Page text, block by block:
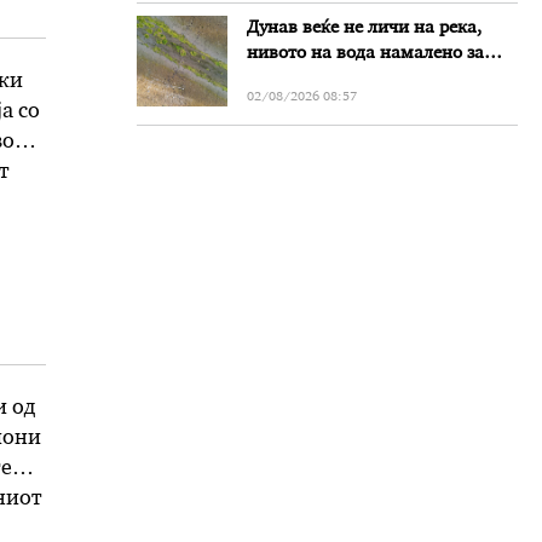
со
од
Дунав веќе не личи на река,
нивото на вода намалено за
02/08/2026 08:57